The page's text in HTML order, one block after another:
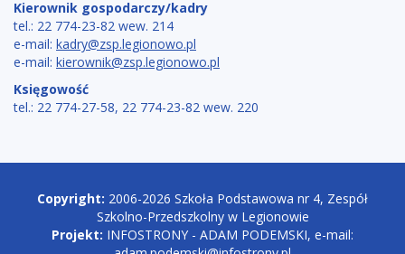
Kierownik gospodarczy/kadry
tel.: 22 774-23-82 wew. 214
e-mail: kadry@zsp.legionowo.pl
e-mail: kierownik@zsp.legionowo.pl
Księgowość
tel.: 22 774-27-58, 22 774-23-82 wew. 220
Copyright
Copyright: 2006-2026 Szkoła Podstawowa nr 4, Zespół
Szkolno-Przedszkolny w Legionowie
Projekt: INFOSTRONY - ADAM PODEMSKI, e-mail: